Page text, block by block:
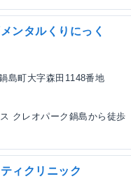
ンタルくりにっく
島町大字森田1148番地
クレオパーク鍋島から徒歩
ィクリニック